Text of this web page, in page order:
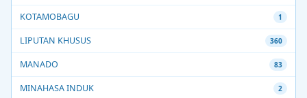
KOTAMOBAGU 1
LIPUTAN KHUSUS 360
MANADO 83
MINAHASA INDUK 2